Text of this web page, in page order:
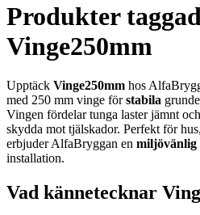
Produkter
Vinge250mm
Upptäck Vinge250mm hos
med 250 mm vinge förstabila
Vingen fördelar tunga laster jämnt
skydda mot tjälskador. Perfekt för
erbjuder AlfaBryggan en miljövänlig
installation.
Vad kännetecknar